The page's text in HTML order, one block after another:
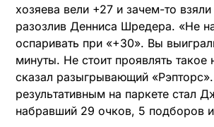
хозяева вели +27 и зачем-то
разозлив Денниса Шредера. «Не
оспаривать при «+30». Вы
минуты. Не стоит проявлять такое
сказал разыгрывающий
результативным на паркете стал
набравший 29 очков, 5 подборов